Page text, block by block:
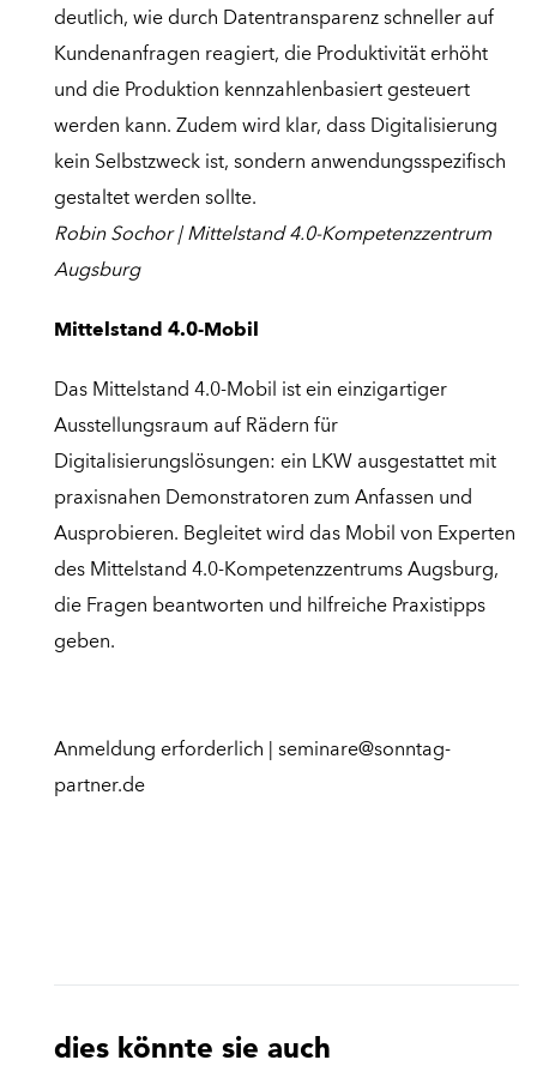
deutlich, wie durch Datentransparenz schneller auf
Kundenanfragen reagiert, die Produktivität erhöht
und die Produktion kennzahlenbasiert gesteuert
werden kann. Zudem wird klar, dass Digitalisierung
kein Selbstzweck ist, sondern anwendungsspezifisch
gestaltet werden sollte.
Robin Sochor | Mittelstand 4.0-Kompetenzzentrum
Augsburg
Mittelstand 4.0-Mobil
Das Mittelstand 4.0-Mobil ist ein einzigartiger
Ausstellungsraum auf Rädern für
Digitalisierungslösungen: ein LKW ausgestattet mit
praxisnahen Demonstratoren zum Anfassen und
Ausprobieren. Begleitet wird das Mobil von Experten
des Mittelstand 4.0-Kompetenzzentrums Augsburg,
die Fragen beantworten und hilfreiche Praxistipps
geben.
Anmeldung erforderlich | seminare@sonntag-
partner.de
dies könnte sie auch